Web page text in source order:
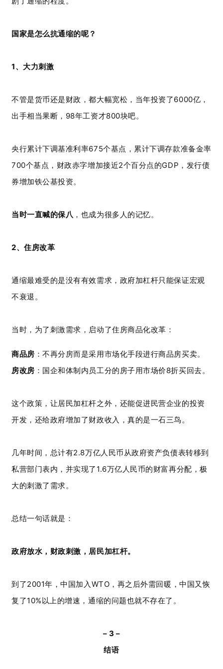
国家是怎么抗通缩的呢？
1、大力刺激
不管是货币还是财政，都大幅宽松，当年投资了6000亿，
出手相当果断，98年工资才800块吧。
央行累计下调基准利率675个基点，累计下调存款准备金率
700个基点，财政赤字增加接近2个百分点的GDP，发行债
券增加铁公基投资。
当时一直喊的保八 ，也成为很多人的记忆。
2、住房改革
通缩最难受的是没有有效需求，政府加杠杆只能保证宏观
不衰退。
当时，为了刺激需求，启动了住房商品化改革：
商品房 ：不再分房而是采用市场化手段进行商品房买卖。
房改房 ：国企和体制内员工分的房子用市场价8折买回去。
这个政策，让居民加杠杆之外，还能促进民营企业的投资
开发，还给政府增加了财政收入，真的是一石三鸟。
几年时间，总计有2.8万亿人民币从政府资产负债表转移到
私营部门表内，并实现了1.6万亿人民币的财富再分配，极
大的刺激了需求。
总结一句话就是：
政府放水，财政刺激，居民加杠杆。
到了2001年，中国加入WTO，再之后外需回暖，中国又恢
复了10%以上的增速，通缩的问题也就不存在了。
– 3 –
结语